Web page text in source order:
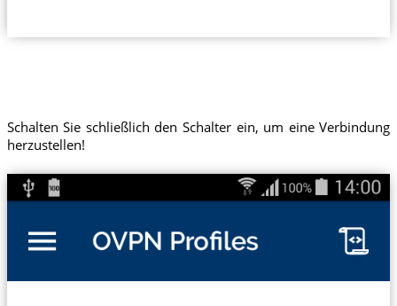
Schalten Sie schließlich den Schalter ein, um eine Verbindung
herzustellen!